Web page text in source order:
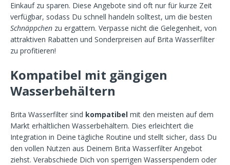
Einkauf zu sparen. Diese Angebote sind oft nur für kurze Zeit
verfügbar, sodass Du schnell handeln solltest, um die besten
Schnäppchen zu ergattern. Verpasse nicht die Gelegenheit, von
attraktiven Rabatten und Sonderpreisen auf Brita Wasserfilter
zu profitieren!
Kompatibel mit gängigen
Wasserbehältern
Brita Wasserfilter sind kompatibel mit den meisten auf dem
Markt erhältlichen Wasserbehältern. Dies erleichtert die
Integration in Deine tägliche Routine und stellt sicher, dass Du
den vollen Nutzen aus Deinem Brita Wasserfilter Angebot
ziehst. Verabschiede Dich von sperrigen Wasserspendern oder